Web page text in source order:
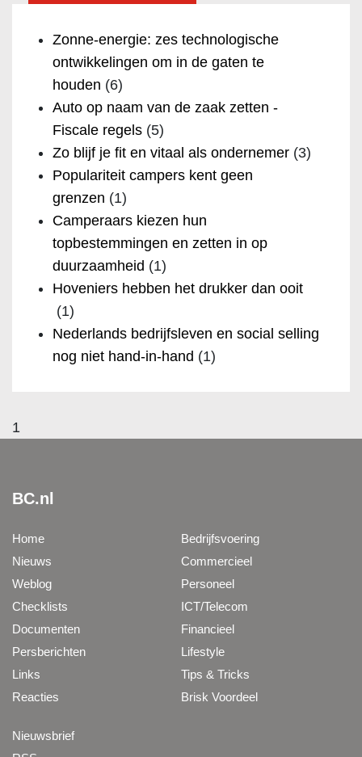
Zonne-energie: zes technologische
ontwikkelingen om in de gaten te
houden (6)
Auto op naam van de zaak zetten -
Fiscale regels (5)
Zo blijf je fit en vitaal als ondernemer (3)
Populariteit campers kent geen
grenzen (1)
Camperaars kiezen hun
topbestemmingen en zetten in op
duurzaamheid (1)
Hoveniers hebben het drukker dan ooit
(1)
Nederlands bedrijfsleven en social selling
nog niet hand-in-hand (1)
1
BC.nl
Home
Nieuws
Weblog
Checklists
Documenten
Persberichten
Links
Reacties
Bedrijfsvoering
Commercieel
Personeel
ICT/Telecom
Financieel
Lifestyle
Tips & Tricks
Brisk Voordeel
Nieuwsbrief